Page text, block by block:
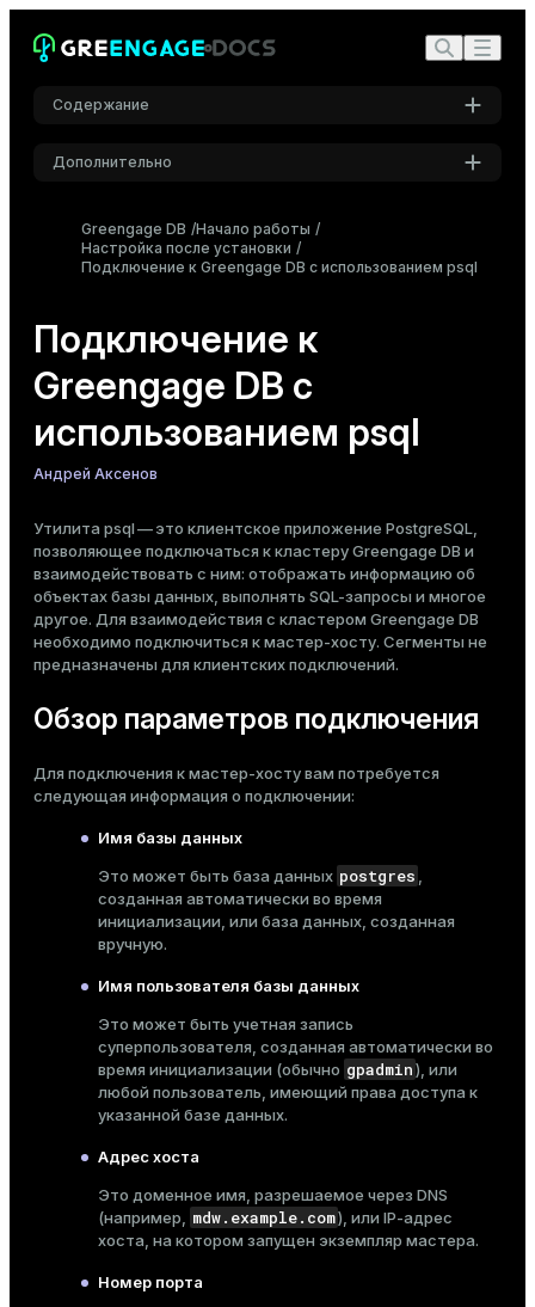
Содержание
Обзор параметров подключения
Подключение к базе данных
Подключение к сегментам
Выполнение команд в интерактивном режиме
Метакоманды
Выполнение команд в неинтерактивном режиме
Дополнительно
Шрифт
Inter
Шрифт кода
Roboto Mono
Тема
Темная Светлая Сепия
Greengage DB Начало работы
Настройка после установки
Подключение к Greengage DB с использованием psql
Подключение к
Greengage DB с
использованием psql
Андрей Аксенов
Утилита psql— это клиентское приложение PostgreSQL,
позволяющее подключаться к кластеру Greengage DB и
взаимодействовать с ним: отображать информацию об
объектах базы данных, выполнять SQL-запросы и многое
другое. Для взаимодействия с кластером Greengage DB
необходимо подключиться к мастер-хосту. Сегменты не
предназначены для клиентских подключений.
Обзор параметров подключения
Для подключения к мастер-хосту вам потребуется
следующая информация о подключении:
Имя базы данных
Это может быть база данных postgres
созданная автоматически во время
инициализации , или база данных, созданная
вручную.
Имя пользователя базы данных
Это может быть учетная запись
суперпользователя, созданная автоматически во
время инициализации (обычно gpadmin), или
любой пользователь, имеющий права доступа к
указанной базе данных.
Адрес хоста
Это доменное имя, разрешаемое через DNS
(например,
mdw.example.com), или IP-адрес
хоста, на котором запущен экземпляр мастера.
Номер порта